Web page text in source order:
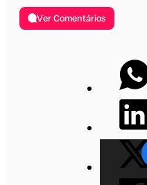
Ver Comentários